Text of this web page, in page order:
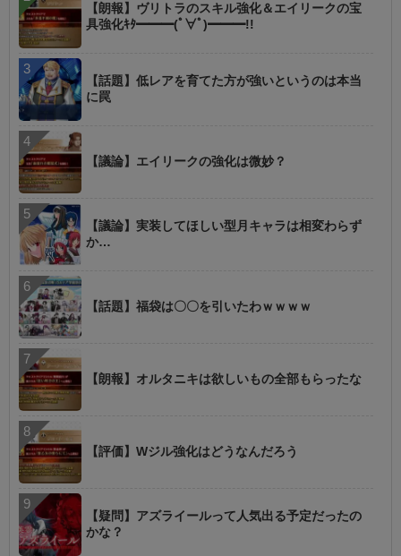
【朗報】ヴリトラのスキル強化＆エイリークの宝
具強化ｷﾀ━━━(ﾟ∀ﾟ)━━━!!
【話題】低レアを育てた方が強いというのは本当
に罠
【議論】エイリークの強化は微妙？
【議論】実装してほしい型月キャラは相変わらず
か…
【話題】福袋は〇〇を引いたわｗｗｗｗ
【朗報】オルタニキは欲しいもの全部もらったな
【評価】Wジル強化はどうなんだろう
【疑問】アズライールって人気出る予定だったの
かな？